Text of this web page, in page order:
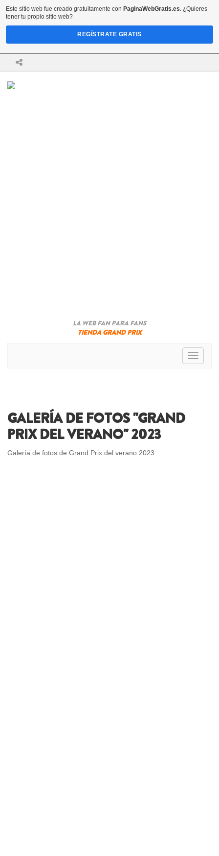
LA WEB FAN PARA FANS
TIENDA GRAND PRIX
Toggle
GALERÍA DE FOTOS "GRAND
PRIX DEL VERANO" 2023
Galería de fotos de Grand Prix del verano 2023
Este sitio web fue creado gratuitamente con PaginaWebGratis.es. ¿Quieres
tener tu propio sitio web?
REGÍSTRATE GRATIS